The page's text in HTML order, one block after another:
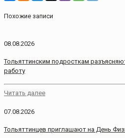
Похожие записи
08.08.2026
Тольяттинским подросткам
работу
Читать далее
07.08.2026
Тольяттинцев приглашают на День